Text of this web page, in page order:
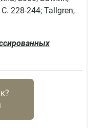
228-244; Tallgren,